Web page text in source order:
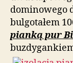
dominowego
bulgotałem
pianką pur